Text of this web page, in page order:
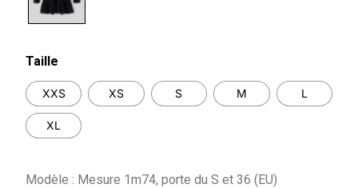
Taille
XXS XS S M L
XL
Modèle : Mesure 1m74, porte du S et 36 (EU)